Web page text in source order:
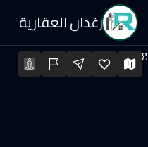
رغدان العقارية
شقة للبيع
Loading...